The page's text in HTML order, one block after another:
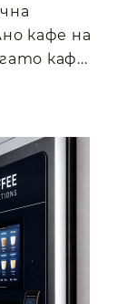
кафе на
каф...